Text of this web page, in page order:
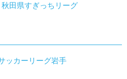
田県すぎっちリーグ
ッカーリーグ岩手